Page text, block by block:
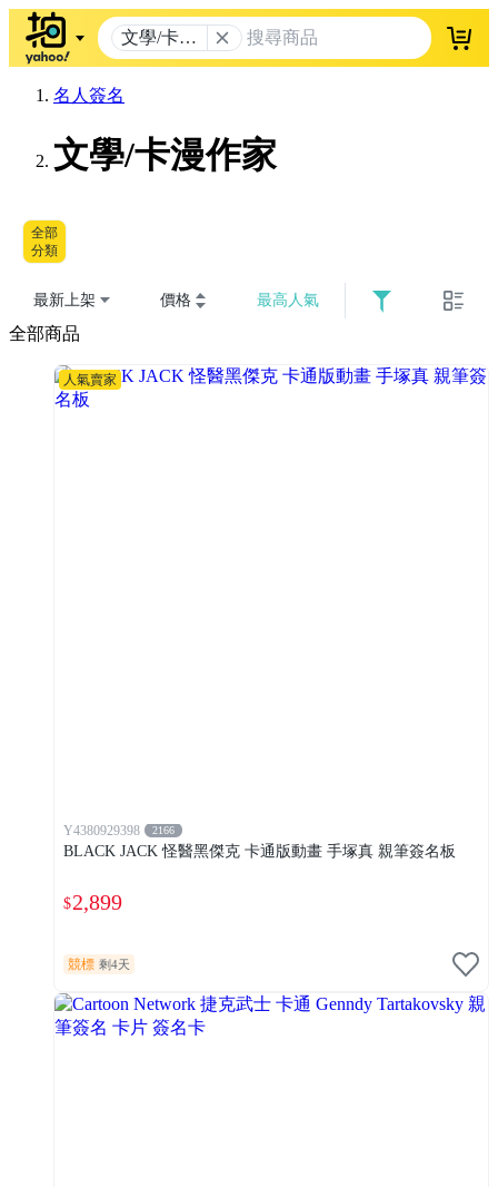
文學/卡漫
作家
登入
名人簽名
文學/卡漫作家
全部
分類
最新上架 價格 最高人氣
全部商品
人氣賣家
Y4380929398 2166
BLACK JACK 怪醫黑傑克 卡通版動畫 手塚真 親筆簽名板
$2,899
競標 剩4天